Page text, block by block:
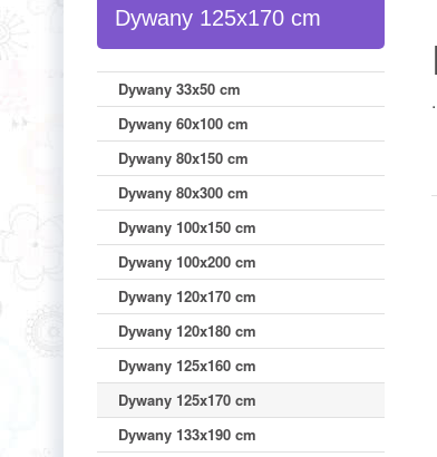
.
Dywany 125x170 cm
Dywany 33x50 cm
Dywany 60x100 cm
Dywany 80x150 cm
Dywany 80x300 cm
Dywany 100x150 cm
Dywany 100x200 cm
Dywany 120x170 cm
Dywany 120x180 cm
Dywany 125x160 cm
Dywany 125x170 cm
Dywany 133x190 cm